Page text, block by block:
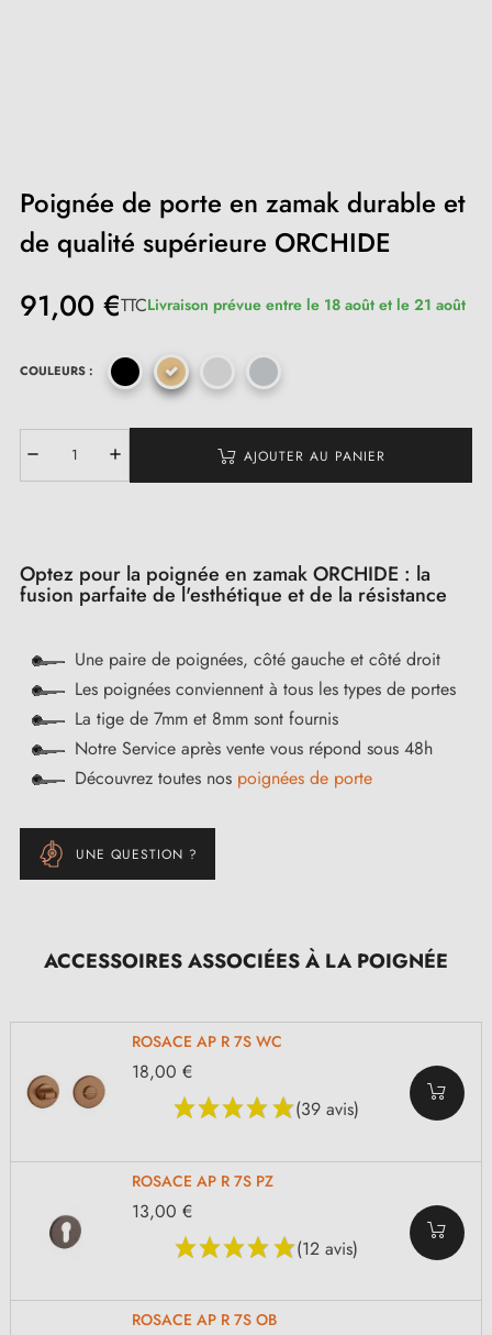
Poignée de porte en zamak durable et
de qualité supérieure ORCHIDE
91,00 €TTCLivraison prévue entre le 18 août et le 21 août
COULEURS :
AJOUTER AU PANIER
Optez pour la poignée en zamak ORCHIDE : la
fusion parfaite de l'esthétique et de la résistance
Une paire de poignées, côté gauche et côté droit
Les poignées conviennent à tous les types de portes
La tige de 7mm et 8mm sont fournis
Notre Service après vente vous répond sous 48h
Découvrez toutes nos poignées de porte
UNE QUESTION ?
ACCESSOIRES ASSOCIÉES À LA POIGNÉE
ROSACE AP R 7S WC
(39 avis)
18,00 €
ROSACE AP R 7S PZ
(12 avis)
13,00 €
ROSACE AP R 7S OB